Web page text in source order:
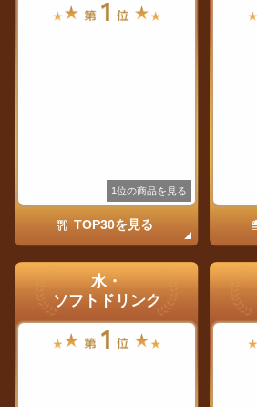
1位の商品を見る
TOP30を見る
水・
ソフトドリンク